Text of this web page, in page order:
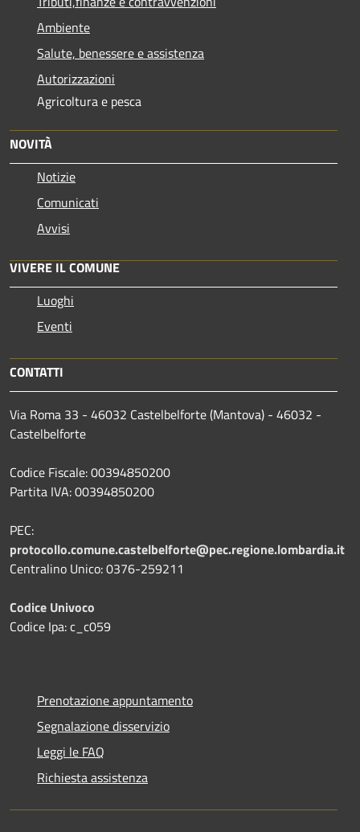
Ambiente
Salute, benessere e assistenza
Autorizzazioni
Agricoltura e pesca
NOVITÀ
Notizie
Comunicati
Avvisi
VIVERE IL COMUNE
Luoghi
Eventi
CONTATTI
Via Roma 33 - 46032 Castelbelforte (Mantova) - 46032 -
Castelbelforte
Codice Fiscale: 00394850200
Partita IVA: 00394850200
PEC:
protocollo.comune.castelbelforte@pec.regione.lombardia.it
Centralino Unico: 0376-259211
Codice Univoco
Codice Ipa: c_c059
Prenotazione appuntamento
Segnalazione disservizio
Leggi le FAQ
Richiesta assistenza